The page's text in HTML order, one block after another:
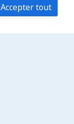
Accepter tout